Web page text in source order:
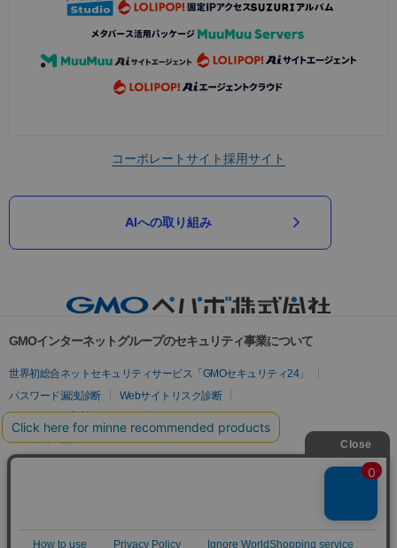
コーポレートサイト採用サイト
AIへの取り組み
GMOインターネットグループのセキュリティ事業について
世界初総合ネットセキュリティサービス「GMOセキュリティ24」
パスワード漏洩診断
Webサイトリスク診断
セキュリティ相談AIチャットボット
実在証明・盗聴対策
サイバー攻撃対策（GMOサイバーセキュリティ byイエラエ）